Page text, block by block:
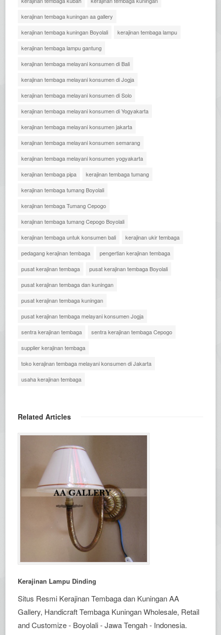
kerajinan tembaga kuningan aa gallery
kerajinan tembaga kuningan Boyolali
kerajinan tembaga lampu
kerajinan tembaga lampu gantung
kerajinan tembaga melayani konsumen di Bali
kerajinan tembaga melayani konsumen di Jogja
kerajinan tembaga melayani konsumen di Solo
kerajinan tembaga melayani konsumen di Yogyakarta
kerajinan tembaga melayani konsumen jakarta
kerajinan tembaga melayani konsumen semarang
kerajinan tembaga melayani konsumen yogyakarta
kerajinan tembaga pipa
kerajinan tembaga tumang
kerajinan tembaga tumang Boyolali
kerajinan tembaga Tumang Cepogo
kerajinan tembaga tumang Cepogo Boyolali
kerajinan tembaga untuk konsumen bali
kerajinan ukir tembaga
pedagang kerajinan tembaga
pengertian kerajinan tembaga
pusat kerajinan tembaga
pusat kerajinan tembaga Boyolali
pusat kerajinan tembaga dan kuningan
pusat kerajinan tembaga kuningan
pusat kerajinan tembaga melayani konsumen Jogja
sentra kerajinan tembaga
sentra kerajinan tembaga Cepogo
supplier kerajinan tembaga
toko kerajinan tembaga melayani konsumen di Jakarta
usaha kerajinan tembaga
Related Articles
Kerajinan Lampu Dinding
Situs Resmi Kerajinan Tembaga dan Kuningan AA
Gallery, Handicraft Tembaga Kuningan Wholesale, Retail
and Customize - Boyolali - Jawa Tengah - Indonesia.